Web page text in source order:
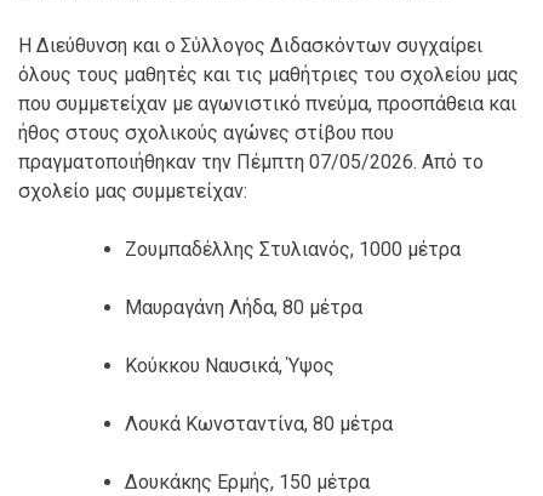
Η Διεύθυνση και ο Σύλλογος Διδασκόντων συγχαίρει
όλους τους μαθητές και τις μαθήτριες του σχολείου μας
που συμμετείχαν με αγωνιστικό πνεύμα, προσπάθεια και
ήθος στους σχολικούς αγώνες στίβου που
πραγματοποιήθηκαν την Πέμπτη 07/05/2026. Από το
σχολείο μας συμμετείχαν:
Ζουμπαδέλλης Στυλιανός, 1000 μέτρα
Μαυραγάνη Λήδα, 80 μέτρα
Κούκκου Ναυσικά, Ύψος
Λουκά Κωνσταντίνα, 80 μέτρα
Δουκάκης Ερμής, 150 μέτρα